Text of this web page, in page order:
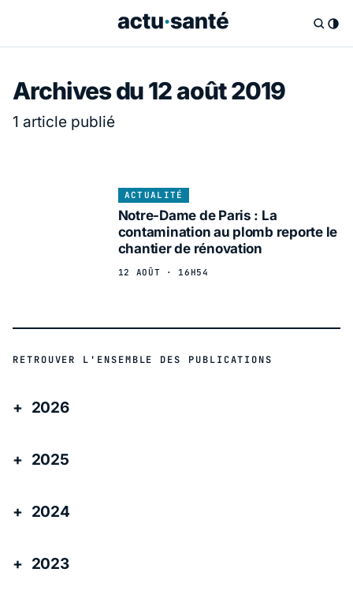
Archives du 12 août 2019
1 article publié
ACTUALITÉ
Notre-Dame de Paris : La
contamination au plomb reporte le
chantier de rénovation
12 AOÛT · 16H54
RETROUVER L'ENSEMBLE DES PUBLICATIONS
2026
2025
2024
2023